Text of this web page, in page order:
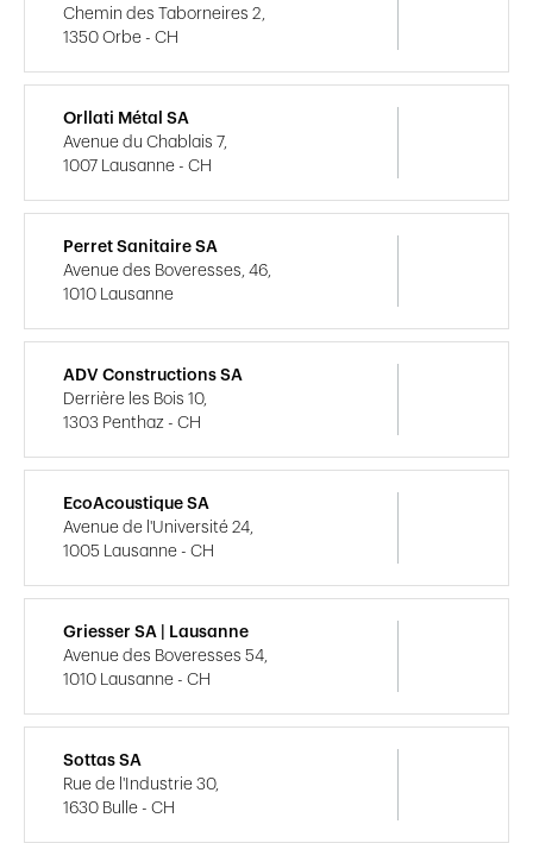
Chemin des Taborneires 2,
1350 Orbe - CH
Orllati Métal SA
Avenue du Chablais 7,
1007 Lausanne - CH
Perret Sanitaire SA
Avenue des Boveresses, 46,
1010 Lausanne
ADV Constructions SA
Derrière les Bois 10,
1303 Penthaz - CH
EcoAcoustique SA
Avenue de l'Université 24,
1005 Lausanne - CH
Griesser SA | Lausanne
Avenue des Boveresses 54,
1010 Lausanne - CH
Sottas SA
Rue de l'Industrie 30,
1630 Bulle - CH